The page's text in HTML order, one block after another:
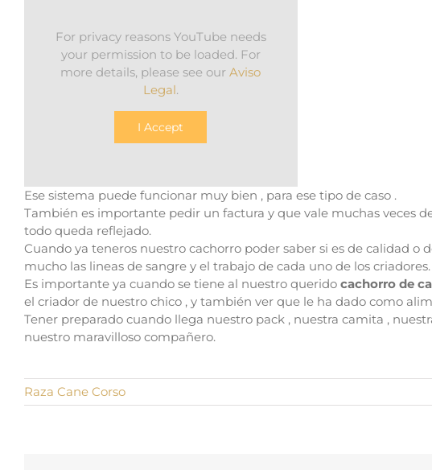
For privacy reasons YouTube needs
your permission to be loaded. For
more details, please see ourAviso
Legal.
I Accept
Ese sistema puede funcionar muy bien , para ese tipo de caso .
También es importante pedir un factura y que vale muchas veces
todo queda reflejado.
Cuando ya teneros nuestro cachorro poder saber si es de calidad o
mucho las lineas de sangre y el trabajo de cada uno de los criadores.
Es importante ya cuando se tiene al nuestro querido cachorro de
el criador de nuestro chico , y también ver que le ha dado como
Tener preparado cuando llega nuestro pack , nuestra camita ,
nuestro maravilloso compañero.
Raza Cane Corso